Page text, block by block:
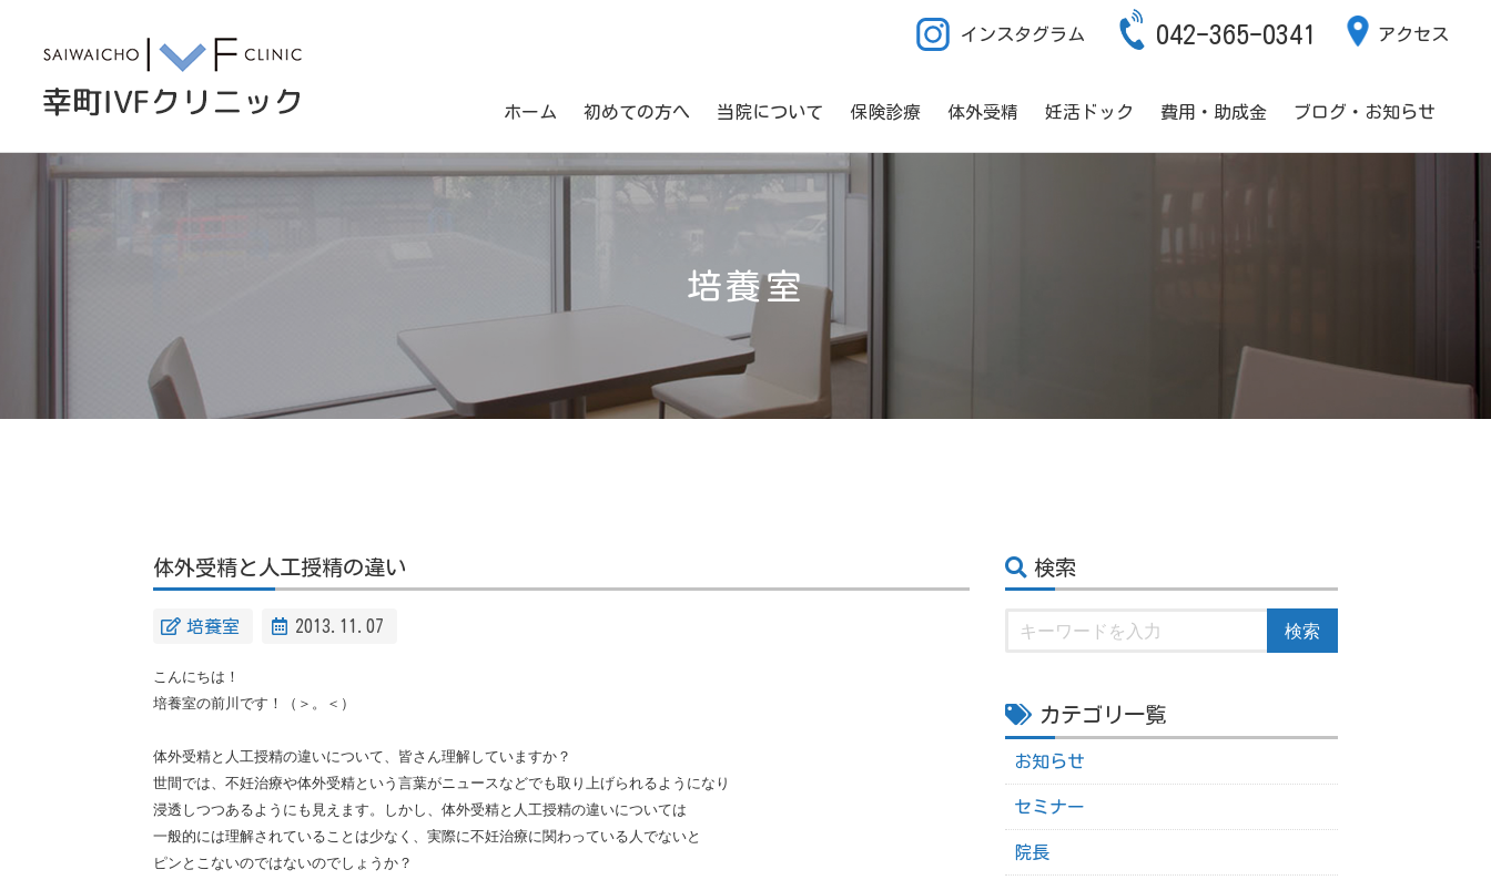
インスタグラム 042-365-0341 アクセス
ホーム 初めての方へ 当院について 保険診療 体外受精 妊活ドック 費用・助成金 ブログ・お知らせ
培養室
体外受精と人工授精の違い
培養室 2013.11.07
こんにちは！
培養室の前川です！（＞。＜）
体外受精と人工授精の違いについて、皆さん理解していますか？
世間では、不妊治療や体外受精という言葉がニュースなどでも取り上げられるようになり
浸透しつつあるようにも見えます。しかし、体外受精と人工授精の違いについては
一般的には理解されていることは少なく、実際に不妊治療に関わっている人でないと
ピンとこないのではないのでしょうか？
検索
検索
カテゴリ一覧
お知らせ
セミナー
院長